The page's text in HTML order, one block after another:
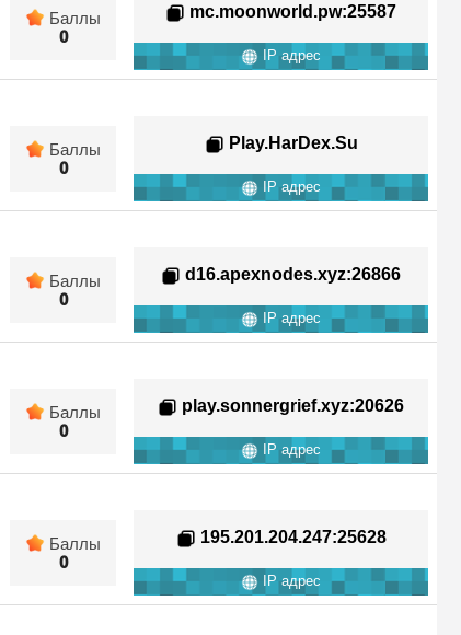
Баллы
0
mc.moonworld.pw:25587
IP адрес
Баллы
0
Play.HarDex.Su
IP адрес
Баллы
0
d16.apexnodes.xyz:26866
IP адрес
Баллы
0
play.sonnergrief.xyz:20626
IP адрес
Баллы
0
195.201.204.247:25628
IP адрес